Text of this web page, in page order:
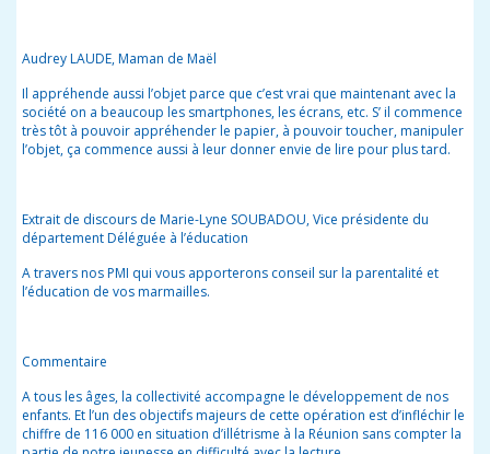
Audrey LAUDE, Maman de Maël
Il appréhende aussi l’objet parce que c’est vrai que maintenant avec la
société on a beaucoup les smartphones, les écrans, etc. S’ il commence
très tôt à pouvoir appréhender le papier, à pouvoir toucher, manipuler
l’objet, ça commence aussi à leur donner envie de lire pour plus tard.
Extrait de discours de Marie-Lyne SOUBADOU, Vice présidente du
département Déléguée à l’éducation
A travers nos PMI qui vous apporterons conseil sur la parentalité et
l’éducation de vos marmailles.
Commentaire
A tous les âges, la collectivité accompagne le développement de nos
enfants. Et l’un des objectifs majeurs de cette opération est d’infléchir le
chiffre de 116 000 en situation d’illétrisme à la Réunion sans compter la